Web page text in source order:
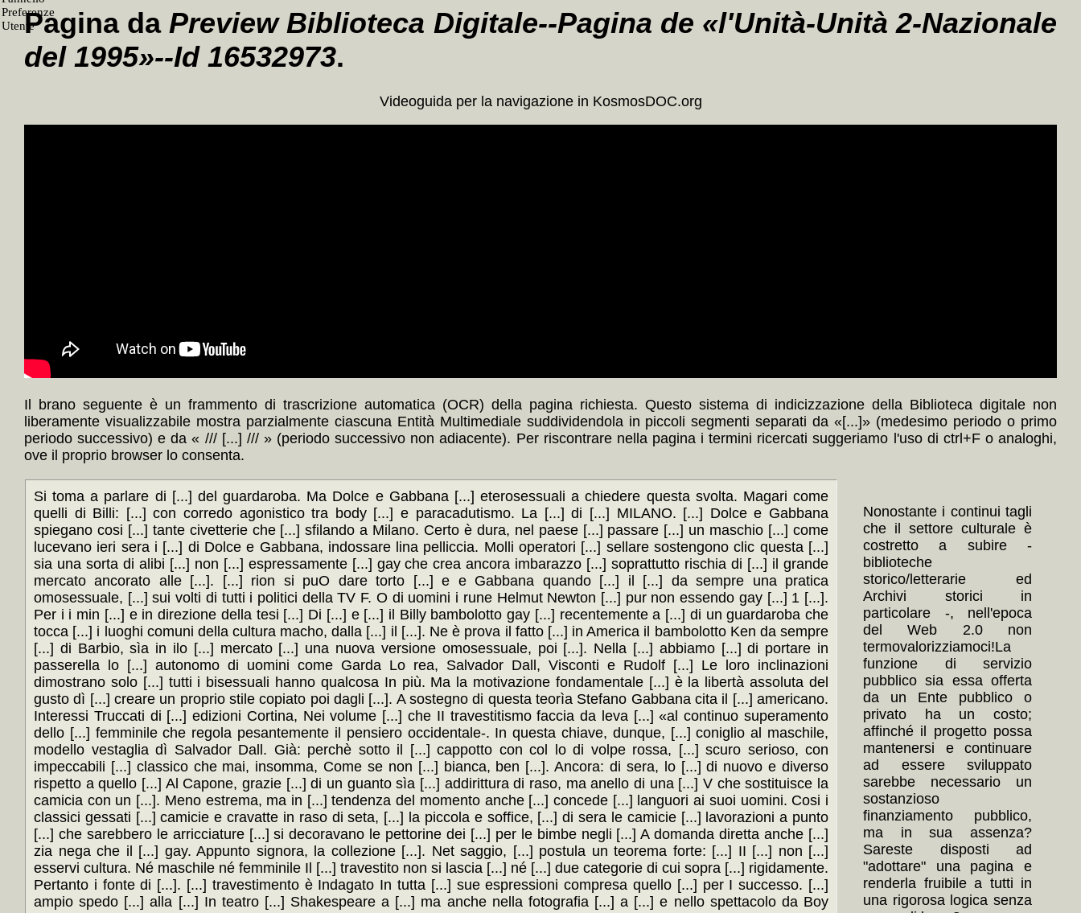
Pagina da Preview Biblioteca Digitale--Pagina de «l'Unità-Unità 2-Nazionale
del 1995»--Id 16532973.
Videoguida per la navigazione in KosmosDOC.org
Il brano seguente è un frammento di trascrizione automatica (OCR) della pagina richiesta. Questo sistema di indicizzazione della Biblioteca digitale non
liberamente visualizzabile mostra parzialmente ciascuna Entità Multimediale suddividendola in piccoli segmenti separati da «[...]» (medesimo periodo o primo
periodo successivo) e da « /// [...] /// » (periodo successivo non adiacente). Per riscontrare nella pagina i termini ricercati suggeriamo l'uso di ctrl+F o analoghi,
ove il proprio browser lo consenta.
Si toma a parlare di [...] del guardaroba. Ma Dolce e Gabbana [...] eterosessuali a chiedere questa svolta. Magari come
quelli di Billi: [...] con corredo agonistico tra body [...] e paracadutismo. La [...] di [...] MILANO. [...] Dolce e Gabbana
spiegano cosi [...] tante civetterie che [...] sfilando a Milano. Certo è dura, nel paese [...] passare [...] un maschio [...] come
lucevano ieri sera i [...] di Dolce e Gabbana, indossare lina pelliccia. Molli operatori [...] sellare sostengono clic questa [...]
sia una sorta di alibi [...] non [...] espressamente [...] gay che crea ancora imbarazzo [...] soprattutto rischia di [...] il grande
mercato ancorato alle [...]. [...] rion si puO dare torto [...] e e Gabbana quando [...] il [...] da sempre una pratica
omosessuale, [...] sui volti di tutti i politici della TV F. O di uomini i rune Helmut Newton [...] pur non essendo gay [...] 1 [...].
Per i i min [...] e in direzione della tesi [...] Di [...] e [...] il Billy bambolotto gay [...] recentemente a [...] di un guardaroba che
tocca [...] i luoghi comuni della cultura macho, dalla [...] il [...]. Ne è prova il fatto [...] in America il bambolotto Ken da sempre
[...] di Barbio, sìa in ilo [...] mercato [...] una nuova versione omosessuale, poi [...]. Nella [...] abbiamo [...] di portare in
passerella lo [...] autonomo di uomini come Garda Lo rea, Salvador Dall, Visconti e Rudolf [...] Le loro inclinazioni
dimostrano solo [...] tutti i bisessuali hanno qualcosa In più. Ma la motivazione fondamentale [...] è la libertà assoluta del
gusto dì [...] creare un proprio stile copiato poi dagli [...]. A sostegno di questa teorìa Stefano Gabbana cita il [...] americano.
Interessi Truccati di [...] edizioni Cortina, Nei volume [...] che II travestitismo faccia da leva [...] «al continuo superamento
dello [...] femminile che regola pesantemente il pensiero occidentale-. In questa chiave, dunque, [...] coniglio al maschile,
modello vestaglia dì Salvador Dall. Già: perchè sotto il [...] cappotto con col lo di volpe rossa, [...] scuro serioso, con
impeccabili [...] classico che mai, insomma, Come se non [...] bianca, ben [...]. Ancora: di sera, lo [...] di nuovo e diverso
rispetto a quello [...] Al Capone, grazie [...] di un guanto sìa [...] addirittura di raso, ma anello di una [...] V che sostituisce la
camicia con un [...]. Meno estrema, ma in [...] tendenza del momento anche [...] concede [...] languori ai suoi uomini. Cosi i
classici gessati [...] camicie e cravatte in raso di seta, [...] la piccola e soffice, [...] di sera le camicie [...] lavorazioni a punto
[...] che sarebbero le arricciature [...] si decoravano le pettorine dei [...] per le bimbe negli [...] A domanda diretta anche [...]
zia nega che il [...] gay. Appunto signora, la collezione [...]. Net saggio, [...] postula un teorema forte: [...] II [...] non [...]
esservi cultura. Né maschile né femminile Il [...] travestito non si lascia [...] né [...] due categorie di cui sopra [...] rigidamente.
Pertanto i fonte di [...]. [...] travestimento è Indagato In tutta [...] sue espressioni compresa quello [...] per I successo. [...]
ampio spedo [...] alla [...] In teatro [...] Shakespeare a [...] ma anche nella fotografia [...] a [...] e nello spettacolo da Boy
Nonostante i continui tagli
che il settore culturale è
costretto a subire -
biblioteche
storico/letterarie ed
Archivi storici in
particolare -, nell'epoca
del Web 2.0 non
termovalorizziamoci!La
funzione di servizio
pubblico sia essa offerta
da un Ente pubblico o
privato ha un costo;
affinché il progetto possa
mantenersi e continuare
ad essere sviluppato
sarebbe necessario un
sostanzioso
finanziamento pubblico,
ma in sua assenza?
Sareste disposti ad
"adottare" una pagina e
renderla fruibile a tutti in
una rigorosa logica senza